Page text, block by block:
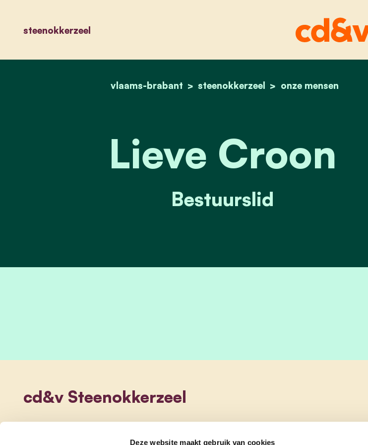
Deze website maakt gebruik van cookies
steenokkerzeel
home
vlaams-brabant steenokkerzeel onze mensen
lieve croon
Lieve Croon
Bestuurslid
cd&v Steenokkerzeel